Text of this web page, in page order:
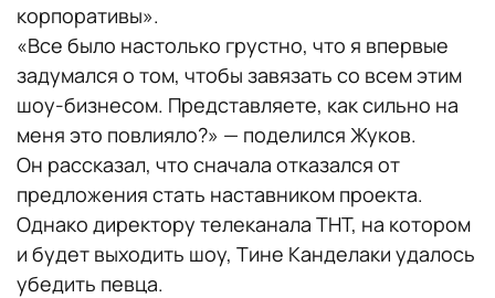
корпоративы».
«Все было настолько грустно, что я впервые
задумался о том, чтобы завязать со всем этим
шоу-бизнесом. Представляете, как сильно на
меня это повлияло?» — поделился Жуков.
Он рассказал, что сначала отказался от
предложения стать наставником проекта.
Однако директору телеканала ТНТ, на котором
и будет выходить шоу, Тине Канделаки удалось
убедить певца.